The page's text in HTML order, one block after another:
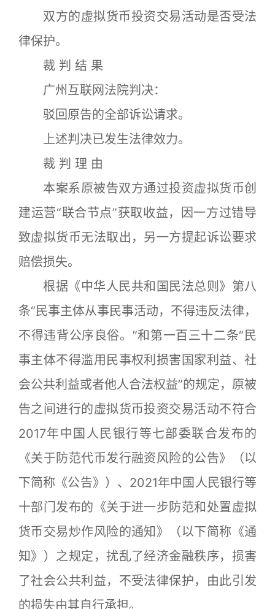
双方的虚拟货币投资交易活动是否受法
律保护。
裁 判 结 果
广州互联网法院判决：
驳回原告的全部诉讼请求。
上述判决已发生法律效力。
裁 判 理 由
本案系原被告双方通过投资虚拟货币创
建运营“联合节点”获取收益，因一方过错导
致虚拟货币无法取出，另一方提起诉讼要求
赔偿损失。
根据《中华人民共和国民法总则》第八
条“民事主体从事民事活动，不得违反法律，
不得违背公序良俗。”和第一百三十二条“民
事主体不得滥用民事权利损害国家利益、社
会公共利益或者他人合法权益”的规定，原被
告之间进行的虚拟货币投资交易活动不符合
2017年中国人民银行等七部委联合发布的
《关于防范代币发行融资风险的公告》（以
下简称《公告》）、2021年中国人民银行等
十部门发布的《关于进一步防范和处置虚拟
货币交易炒作风险的通知》（以下简称《通
知》）之规定，扰乱了经济金融秩序，损害
了社会公共利益，不受法律保护，由此引发
的损失由其自行承担。